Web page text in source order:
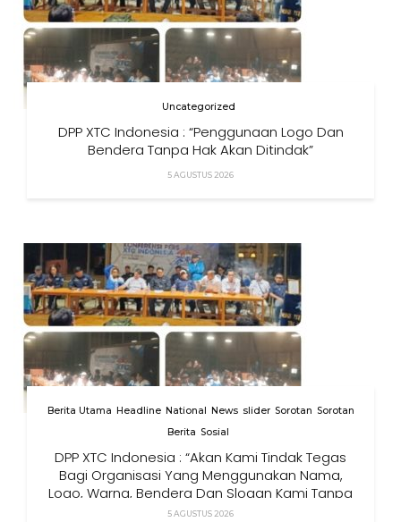
Uncategorized
DPP XTC Indonesia : “Penggunaan Logo Dan
Bendera Tanpa Hak Akan Ditindak”
5 AGUSTUS 2026
Berita Utama Headline National News slider Sorotan Sorotan
Berita Sosial
DPP XTC Indonesia : “Akan Kami Tindak Tegas
Bagi Organisasi Yang Menggunakan Nama,
Logo, Warna, Bendera Dan Slogan Kami Tanpa
Izin”
5 AGUSTUS 2026